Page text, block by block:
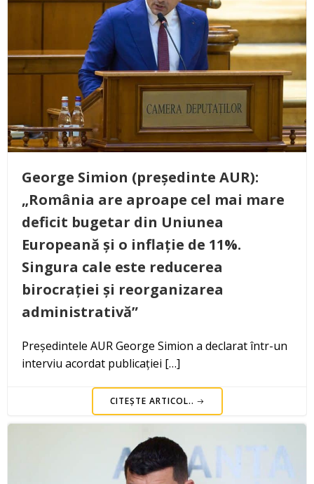
George Simion (președinte AUR):
„România are aproape cel mai mare
deficit bugetar din Uniunea
Europeană și o inflație de 11%.
Singura cale este reducerea
birocrației și reorganizarea
administrativă”
Președintele AUR George Simion a declarat într-un
interviu acordat publicației […]
CITEȘTE ARTICOL..